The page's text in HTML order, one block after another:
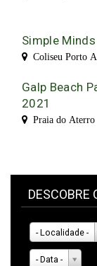
Simple Minds
Coliseu Porto
Galp Beach
2021
Praia do Aterro
DESCOBRE
- Localidade -
- Data -